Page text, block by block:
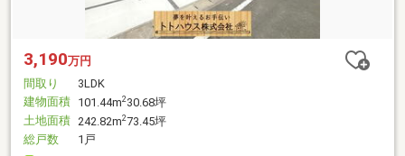
3,190万円
間取り
3LDK
建物面積 101.44m2 30.68坪
土地面積 242.82m273.45坪
総戸数
1戸